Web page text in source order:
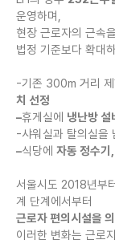
운영하며,
현장 근로자의 근속
법정 기준보다 확대
-기존 300m 거리
치 선정
–휴게실에 냉난방
-샤워실과 탈의실을
–식당에 자동 정수기
서울시도 2018년부
계 단계에서부터
근로자 편의시설을
이러한 변화는 근로